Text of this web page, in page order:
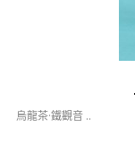
烏龍茶·鐵觀音 ..